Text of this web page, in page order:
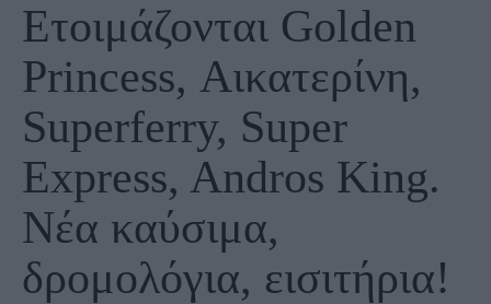
Ετοιμάζονται Golden
Princess, Αικατερίνη,
Superferry, Super
Express, Andros King.
Νέα καύσιμα,
δρομολόγια, εισιτήρια!